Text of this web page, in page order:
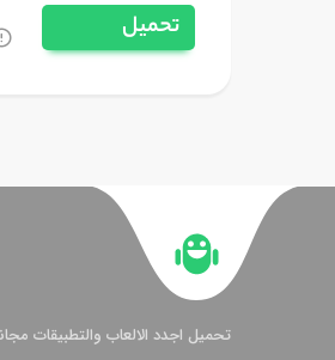
تحميل
تحميل اجدد الالعاب والتطبيقات